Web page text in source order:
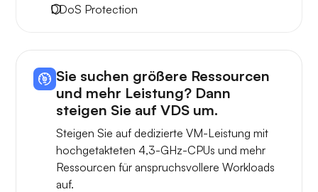
DDoS Protection
Sie suchen größere Ressourcen
und mehr Leistung? Dann
steigen Sie auf VDS um.
Steigen Sie auf dedizierte VM-Leistung mit
hochgetakteten 4,3-GHz-CPUs und mehr
Ressourcen für anspruchsvollere Workloads
auf.